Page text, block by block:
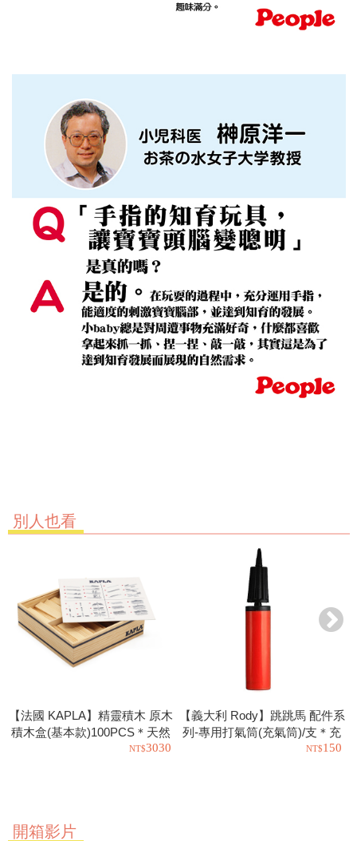
別人也看
【法國 KAPLA】精靈積木 原木
積木盒(基本款)100PCS＊天然
松木益智操作幼教積木3030
【義大利 Rody】跳跳馬 配件系
列-專用打氣筒(充氣筒)/支＊充
氣工具.充氣球.玩具也可以使用
150
開箱影片